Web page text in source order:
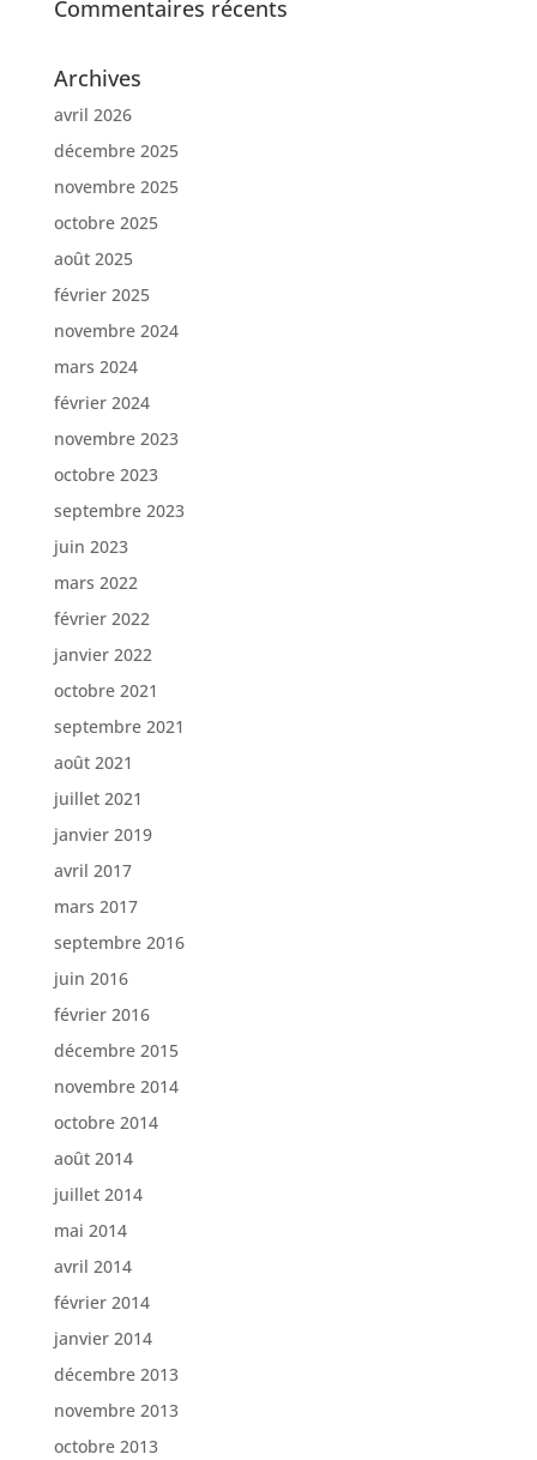
Commentaires récents
Archives
avril 2026
décembre 2025
novembre 2025
octobre 2025
août 2025
février 2025
novembre 2024
mars 2024
février 2024
novembre 2023
octobre 2023
septembre 2023
juin 2023
mars 2022
février 2022
janvier 2022
octobre 2021
septembre 2021
août 2021
juillet 2021
janvier 2019
avril 2017
mars 2017
septembre 2016
juin 2016
février 2016
décembre 2015
novembre 2014
octobre 2014
août 2014
juillet 2014
mai 2014
avril 2014
février 2014
janvier 2014
décembre 2013
novembre 2013
octobre 2013